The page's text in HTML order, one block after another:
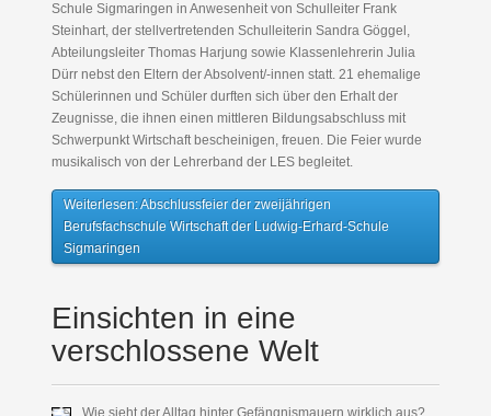
Schule Sigmaringen in Anwesenheit von Schulleiter Frank
Steinhart, der stellvertretenden Schulleiterin Sandra Göggel,
Abteilungsleiter Thomas Harjung sowie Klassenlehrerin Julia
Dürr nebst den Eltern der Absolvent/-innen statt. 21 ehemalige
Schülerinnen und Schüler durften sich über den Erhalt der
Zeugnisse, die ihnen einen mittleren Bildungsabschluss mit
Schwerpunkt Wirtschaft bescheinigen, freuen. Die Feier wurde
musikalisch von der Lehrerband der LES begleitet.
Weiterlesen: Abschlussfeier der zweijährigen
Berufsfachschule Wirtschaft der Ludwig-Erhard-Schule
Sigmaringen
Einsichten in eine
verschlossene Welt
Wie sieht der Alltag hinter Gefängnismauern wirklich aus?